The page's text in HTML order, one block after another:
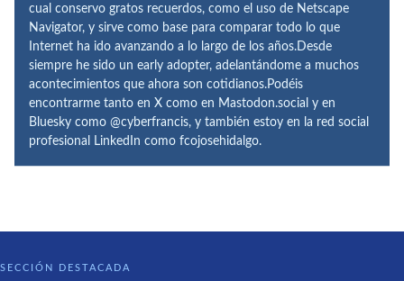
cual conservo gratos recuerdos, como el uso de Netscape
Navigator, y sirve como base para comparar todo lo que
Internet ha ido avanzando a lo largo de los años.Desde
siempre he sido un early adopter, adelantándome a muchos
acontecimientos que ahora son cotidianos.Podéis
encontrarme tanto en X como en Mastodon.social y en
Bluesky como @cyberfrancis, y también estoy en la red social
profesional LinkedIn como fcojosehidalgo.
SECCIÓN DESTACADA